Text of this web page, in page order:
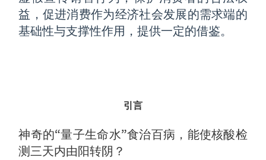
益，促进消费作为经济社会发展的需求端的
基础性与支撑性作用，提供一定的借鉴。
引言
神奇的“量子生命水”食治百病，能使核酸检
测三天内由阳转阴？